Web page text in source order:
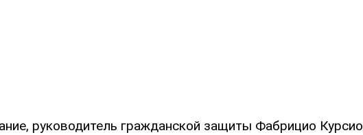
руководитель гражданской защиты Фабрицио Курсио